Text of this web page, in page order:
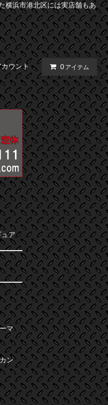
横浜市港北区には実店舗もあ
カウント 0 アイテム